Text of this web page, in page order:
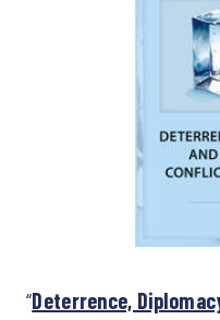
“Deterrence,